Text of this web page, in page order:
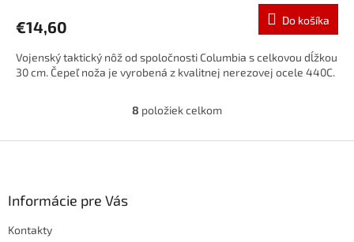
€14,60 Do košíka
Vojenský taktický nôž od spoločnosti Columbia s celkovou dĺžkou
30 cm. Čepeľ noža je vyrobená z kvalitnej nerezovej ocele 440C.
O
l
8 položiek celkom
Informácie pre Vás
Kontakty